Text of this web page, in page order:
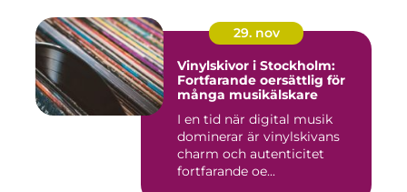
29. nov
Vinylskivor i Stockholm:
Fortfarande oersättlig för
många musikälskare
I en tid när digital musik
dominerar är vinylskivans
charm och autenticitet
fortfarande oe...